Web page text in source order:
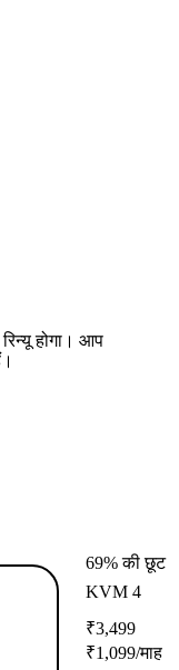
होगा। आप
69% की छूट
KVM 4
₹3,499
₹1,099/माह